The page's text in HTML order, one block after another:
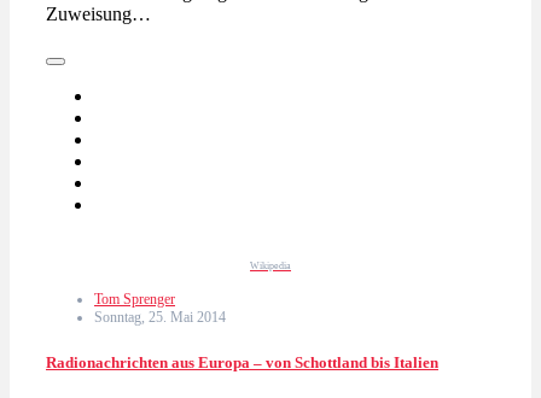
Zuweisung…
Wikipedia
Tom Sprenger
Sonntag, 25. Mai 2014
Radionachrichten aus Europa – von Schottland bis Italien